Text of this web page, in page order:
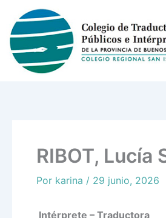
contenido
RIBOT, Lucía
Por karina / 29 junio, 2026
Intérprete – Traductora